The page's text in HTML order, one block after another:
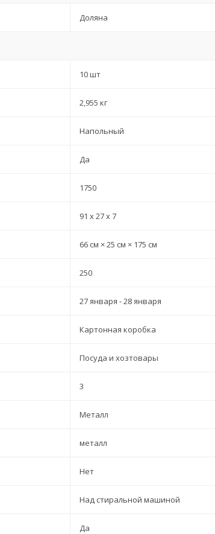
Доляна
10 шт
2,955 кг
Напольный
Да
1750
91 x 27 x 7
66 см × 25 см × 175 см
250
27 января - 28 января
Картонная коробка
Посуда и хозтовары
3
Металл
металл
Нет
Над стиральной машиной
Да